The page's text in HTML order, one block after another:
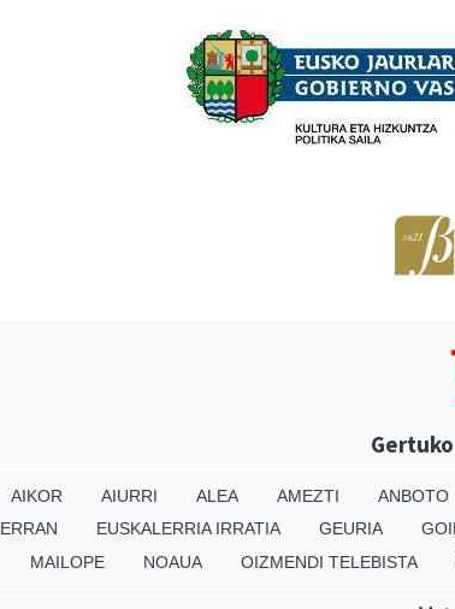
AIKOR AIURRI ALEA AMEZTI ANBOTO
ERRAN EUSKALERRIA IRRATIA GEURIA
MAILOPE NOAUA OIZMENDI TELEBISTA